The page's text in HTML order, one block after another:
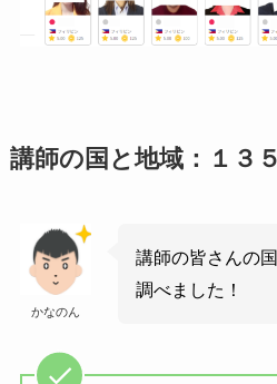
講師の国と地域：１３
かなのん
講師の皆さんの
調べました！